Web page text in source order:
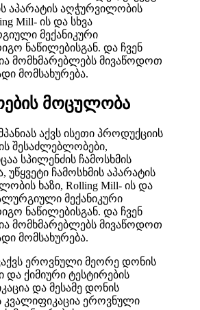
მოცულობა
აქვს ისეთი პროდუქციის
შესაძლებლობები,
სპილენძის ჩამოსხმის
უწყვეტი ჩამოსხმის აპარატის
ხაზი, Rolling Mill- ის და
მექანიკური
ნაწილებისგან. და ჩვენ
მომხმარებლებს მივაწოდოთ
მომსახურება.